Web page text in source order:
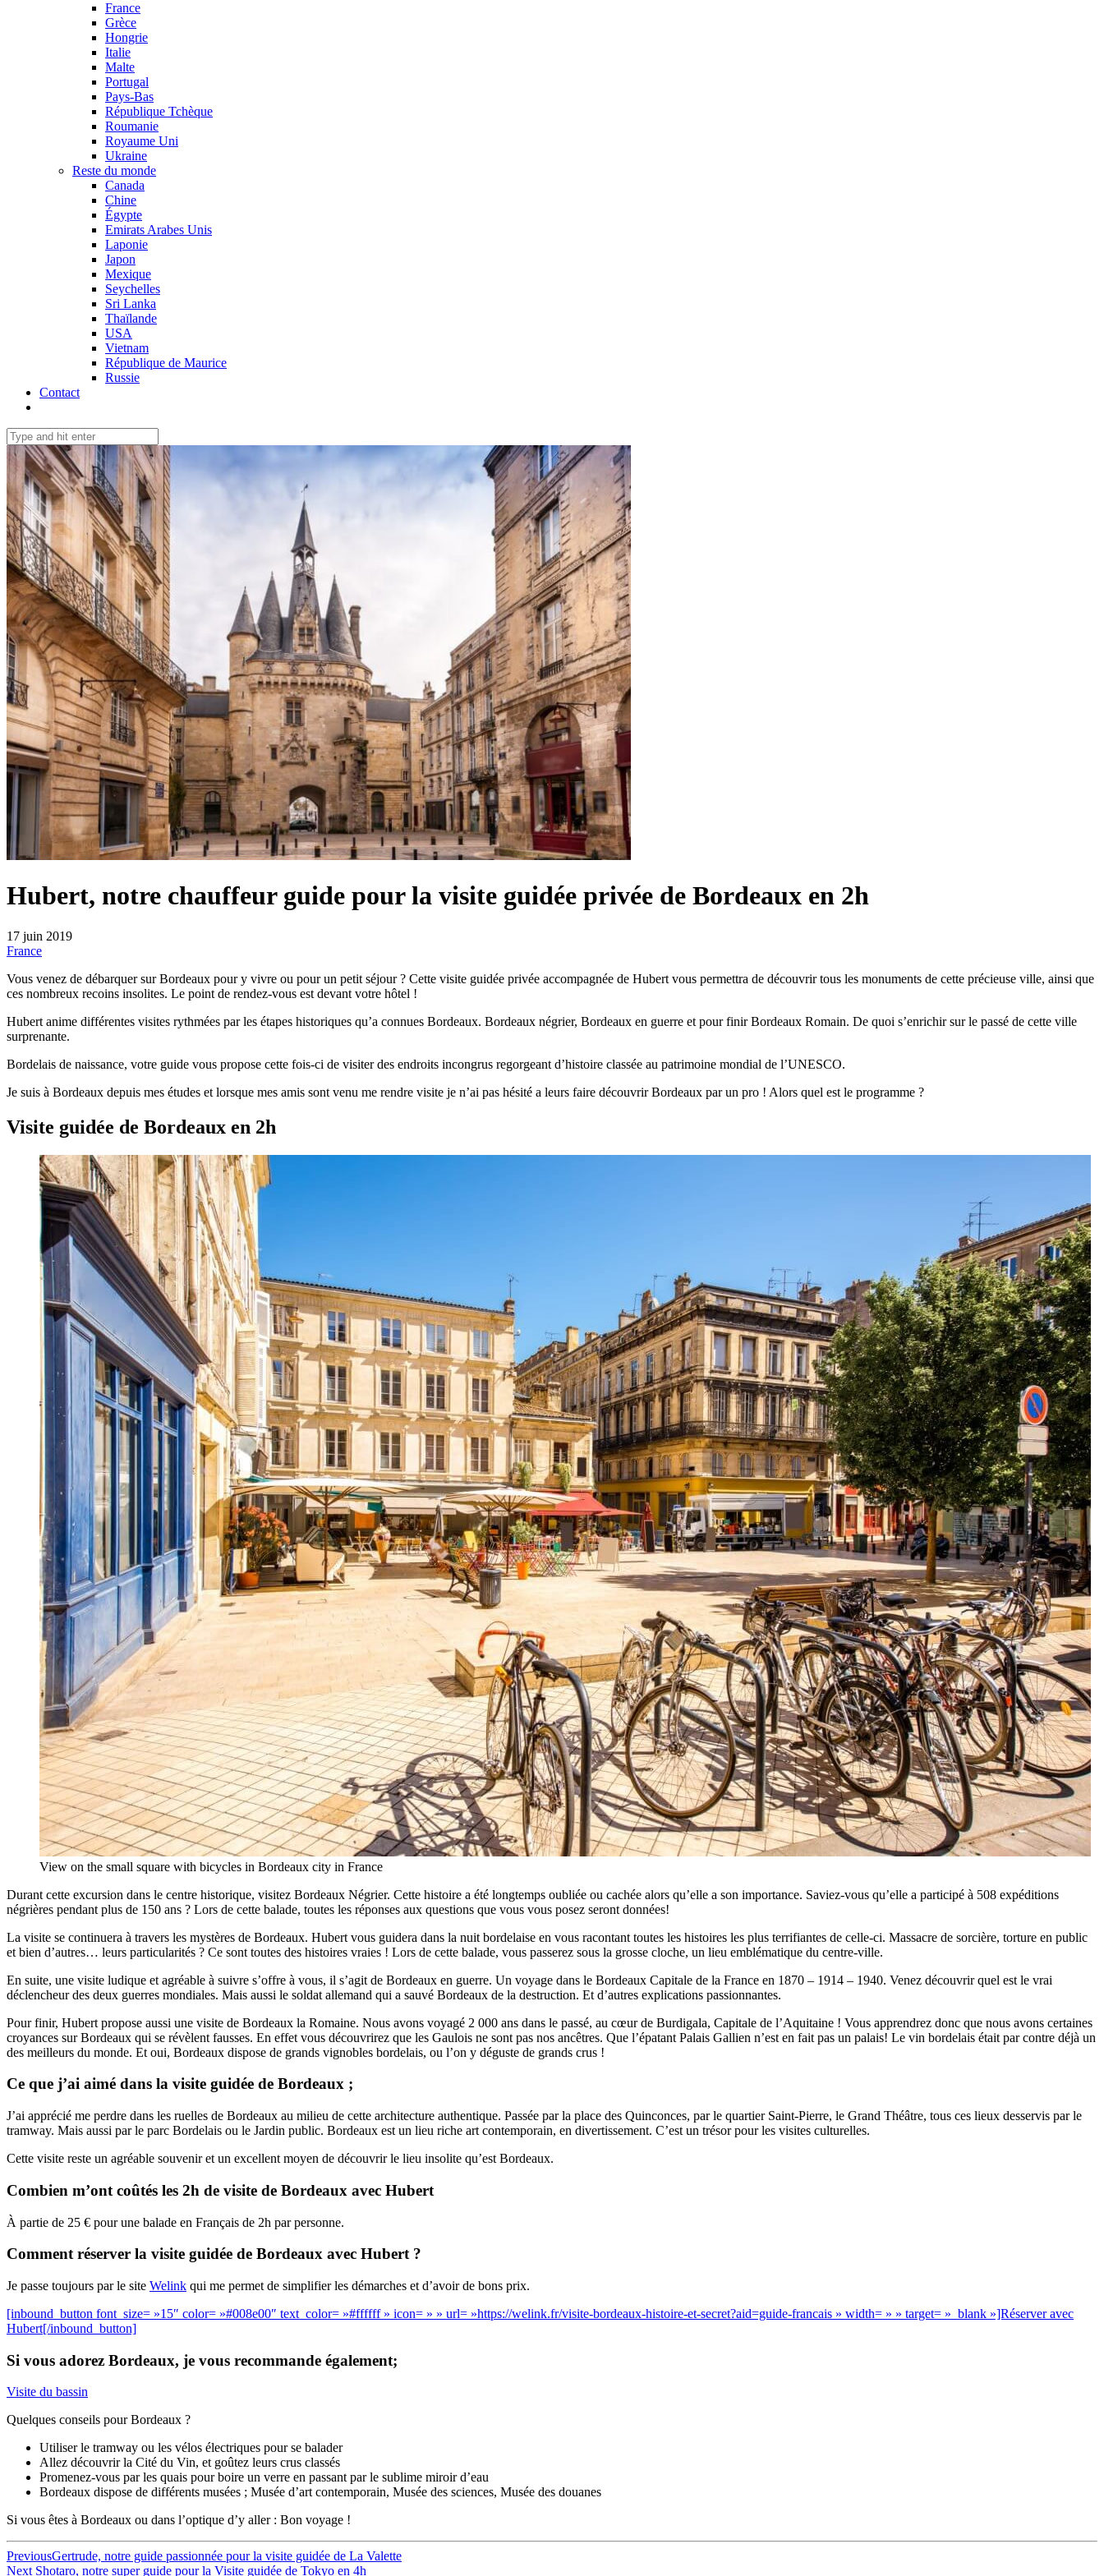
France
Grèce
Hongrie
Italie
Malte
Portugal
Pays-Bas
République Tchèque
Roumanie
Royaume Uni
Ukraine
Reste du monde
Canada
Chine
Égypte
Emirats Arabes Unis
Laponie
Japon
Mexique
Seychelles
Sri Lanka
Thaïlande
USA
Vietnam
République de Maurice
Russie
Contact
Hubert, notre chauffeur guide pour la visite guidée privée de Bordeaux en 2h
17 juin 2019
France
Vous venez de débarquer sur Bordeaux pour y vivre ou pour un petit séjour ? Cette visite guidée privée accompagnée de Hubert vous permettra de découvrir tous les monuments de cette précieuse ville, ainsi que
ces nombreux recoins insolites. Le point de rendez-vous est devant votre hôtel !
Hubert anime différentes visites rythmées par les étapes historiques qu’a connues Bordeaux. Bordeaux négrier, Bordeaux en guerre et pour finir Bordeaux Romain. De quoi s’enrichir sur le passé de cette ville
surprenante.
Bordelais de naissance, votre guide vous propose cette fois-ci de visiter des endroits incongrus regorgeant d’histoire classée au patrimoine mondial de l’UNESCO.
Je suis à Bordeaux depuis mes études et lorsque mes amis sont venu me rendre visite je n’ai pas hésité a leurs faire découvrir Bordeaux par un pro ! Alors quel est le programme ?
Visite guidée de Bordeaux en 2h
View on the small square with bicycles in Bordeaux city in France
Durant cette excursion dans le centre historique, visitez Bordeaux Négrier. Cette histoire a été longtemps oubliée ou cachée alors qu’elle a son importance. Saviez-vous qu’elle a participé à 508 expéditions
négrières pendant plus de 150 ans ? Lors de cette balade, toutes les réponses aux questions que vous vous posez seront données!
La visite se continuera à travers les mystères de Bordeaux. Hubert vous guidera dans la nuit bordelaise en vous racontant toutes les histoires les plus terrifiantes de celle-ci. Massacre de sorcière, torture en public
et bien d’autres… leurs particularités ? Ce sont toutes des histoires vraies ! Lors de cette balade, vous passerez sous la grosse cloche, un lieu emblématique du centre-ville.
En suite, une visite ludique et agréable à suivre s’offre à vous, il s’agit de Bordeaux en guerre. Un voyage dans le Bordeaux Capitale de la France en 1870 – 1914 – 1940. Venez découvrir quel est le vrai
déclencheur des deux guerres mondiales. Mais aussi le soldat allemand qui a sauvé Bordeaux de la destruction. Et d’autres explications passionnantes.
Pour finir, Hubert propose aussi une visite de Bordeaux la Romaine. Nous avons voyagé 2 000 ans dans le passé, au cœur de Burdigala, Capitale de l’Aquitaine ! Vous apprendrez donc que nous avons certaines
croyances sur Bordeaux qui se révèlent fausses. En effet vous découvrirez que les Gaulois ne sont pas nos ancêtres. Que l’épatant Palais Gallien n’est en fait pas un palais! Le vin bordelais était par contre déjà un
des meilleurs du monde. Et oui, Bordeaux dispose de grands vignobles bordelais, ou l’on y déguste de grands crus !
Ce que j’ai aimé dans la visite guidée de Bordeaux ;
J’ai apprécié me perdre dans les ruelles de Bordeaux au milieu de cette architecture authentique. Passée par la place des Quinconces, par le quartier Saint-Pierre, le Grand Théâtre, tous ces lieux desservis par le
tramway. Mais aussi par le parc Bordelais ou le Jardin public. Bordeaux est un lieu riche art contemporain, en divertissement. C’est un trésor pour les visites culturelles.
Cette visite reste un agréable souvenir et un excellent moyen de découvrir le lieu insolite qu’est Bordeaux.
Combien m’ont coûtés les 2h de visite de Bordeaux avec Hubert
À partie de 25 € pour une balade en Français de 2h par personne.
Comment réserver la visite guidée de Bordeaux avec Hubert ?
Je passe toujours par le site Welink qui me permet de simplifier les démarches et d’avoir de bons prix.
[inbound_button font_size= »15″ color= »#008e00″ text_color= »#ffffff » icon= » » url= »https://welink.fr/visite-bordeaux-histoire-et-secret?aid=guide-francais » width= » » target= »_blank »]Réserver avec
Hubert[/inbound_button]
Si vous adorez Bordeaux, je vous recommande également;
Visite du bassin
Quelques conseils pour Bordeaux ?
Utiliser le tramway ou les vélos électriques pour se balader
Allez découvrir la Cité du Vin, et goûtez leurs crus classés
Promenez-vous par les quais pour boire un verre en passant par le sublime miroir d’eau
Bordeaux dispose de différents musées ; Musée d’art contemporain, Musée des sciences, Musée des douanes
Si vous êtes à Bordeaux ou dans l’optique d’y aller : Bon voyage !
Navigation
PreviousPrevious
post:
Gertrude, notre guide passionnée pour la visite guidée de La Valette
Next Next
Shotaro, notre super guide pour la Visite guidée de Tokyo en 4h